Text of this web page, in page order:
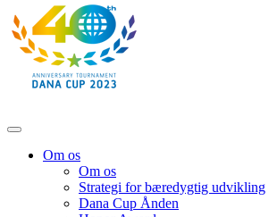
Om os
Om os
Strategi for bæredygtig udvikling
Dana Cup Ånden